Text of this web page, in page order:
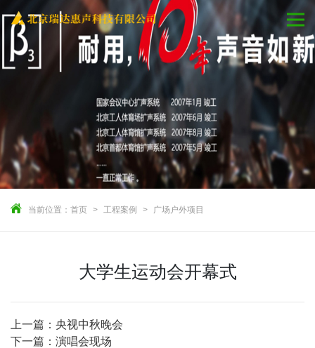
当前位置： 首页 工程案例 广场户外项目
大学生运动会开幕式
上一篇：央视中秋晚会
下一篇：演唱会现场